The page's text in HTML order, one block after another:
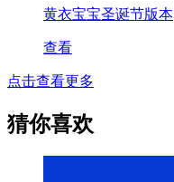
黄衣宝宝圣诞节版本
查看
点击查看更多
猜你喜欢